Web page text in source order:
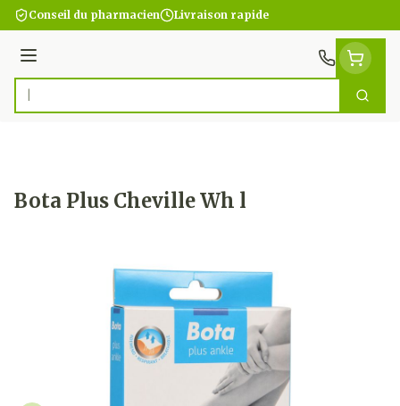
Aller au contenu
Conseil du pharmacien Livraison rapide
Menu
Rechercher
Bota Plus Cheville Wh l